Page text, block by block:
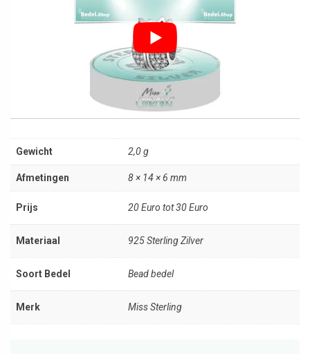
Gewicht 2,0 g
Afmetingen 8 × 14 × 6 mm
Prijs 20 Euro tot 30 Euro
Materiaal 925 Sterling Zilver
Soort Bedel Bead bedel
Merk Miss Sterling